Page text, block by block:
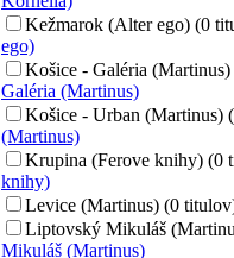
Kežmarok (Alter ego) (0
ego)
Košice - Galéria
Galéria (Martinus)
Košice - Urban (Martinus)
(Martinus)
Krupina (Ferove knihy) (0
knihy)
Levice (Martinus) (0
Liptovský Mikuláš
Mikuláš (Martinus)